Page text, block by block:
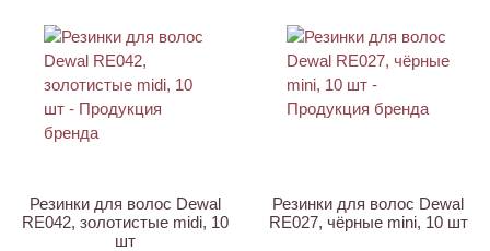
Резинки для волос Dewal
RE042, золотистые midi, 10
шт
Резинки для волос Dewal
RE027, чёрные mini, 10 шт